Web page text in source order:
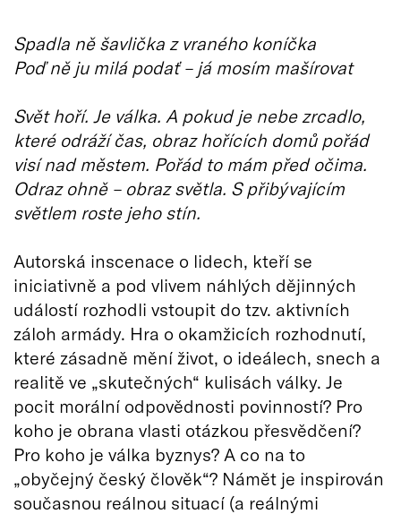
Spadla ně šavlička z vraného koníčka
Poď ně ju milá podať – já mosím mašírovat
Svět hoří. Je válka. A pokud je nebe zrcadlo,
které odráží čas, obraz hořících domů pořád
visí nad městem. Pořád to mám před očima.
Odraz ohně – obraz světla. S přibývajícím
světlem roste jeho stín.
Autorská inscenace o lidech, kteří se
iniciativně a pod vlivem náhlých dějinných
událostí rozhodli vstoupit do tzv. aktivních
záloh armády. Hra o okamžicích rozhodnutí,
které zásadně mění život, o ideálech, snech a
realitě ve „skutečných“ kulisách války. Je
pocit morální odpovědnosti povinností? Pro
koho je obrana vlasti otázkou přesvědčení?
Pro koho je válka byznys? A co na to
„obyčejný český člověk“? Námět je inspirován
současnou reálnou situací (a reálnými